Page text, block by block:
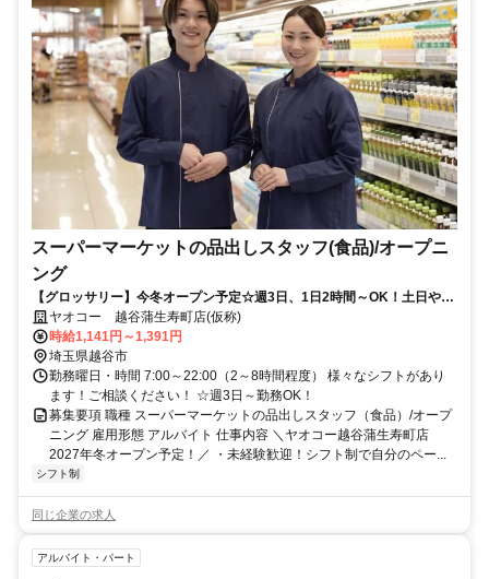
スーパーマーケットの品出しスタッフ(食品)/オープニ
ング
【グロッサリー】今冬オープン予定☆週3日、1日2時間～OK！土日や時
間帯で最大時給1,391円！
ヤオコー 越谷蒲生寿町店(仮称)
時給1,141円～1,391円
埼玉県越谷市
勤務曜日・時間 7:00～22:00（2～8時間程度） 様々なシフトがあり
ます！ご相談ください！ ☆週3日～勤務OK！
募集要項 職種 スーパーマーケットの品出しスタッフ（食品）/オープ
ニング 雇用形態 アルバイト 仕事内容 ＼ヤオコー越谷蒲生寿町店
2027年冬オープン予定！／ ・未経験歓迎！シフト制で自分のペー...
シフト制
同じ企業の求人
アルバイト・パート